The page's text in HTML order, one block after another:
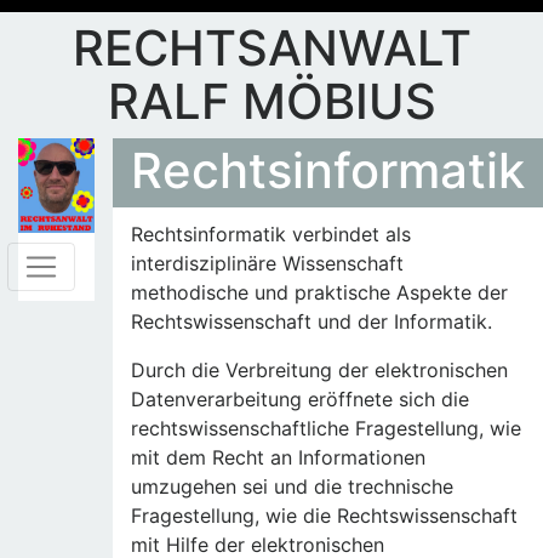
RECHTSANWALT
RALF MÖBIUS
Rechtsinformatik
Rechtsinformatik verbindet als
interdisziplinäre Wissenschaft
methodische und praktische Aspekte der
Rechtswissenschaft und der Informatik.
Durch die Verbreitung der elektronischen
Datenverarbeitung eröffnete sich die
rechtswissenschaftliche Fragestellung, wie
mit dem Recht an Informationen
umzugehen sei und die trechnische
Fragestellung, wie die Rechtswissenschaft
mit Hilfe der elektronischen